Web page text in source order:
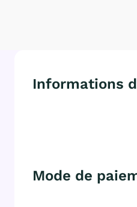
Informations
Mode de